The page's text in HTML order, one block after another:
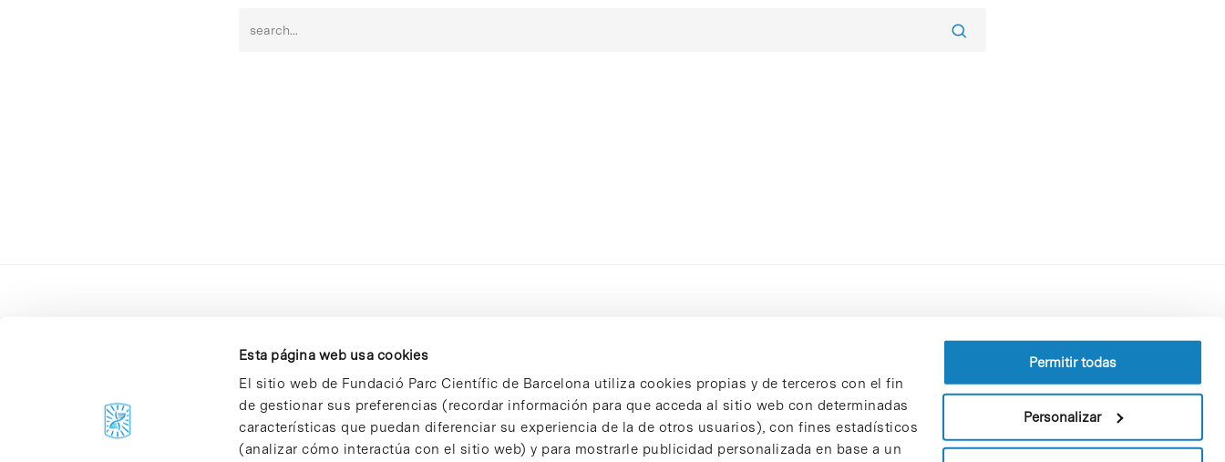
Esta página web usa cookies
El sitio web de Fundació Parc Científic de Barcelona utiliza cookies propias y de terceros con el fin
de gestionar sus preferencias (recordar información para que acceda al sitio web con determinadas
características que puedan diferenciar su experiencia de la de otros usuarios), con fines estadísticos
(analizar cómo interactúa con el sitio web) y para mostrarle publicidad personalizada en base a un
Permitir todas
Personalizar
C/Baldiri Reixac, 4-12 i 15
08028 Barcelona
Perfil del contratante
Política de privacidad
Aviso Legal
Patrones y patrocinadores
Bolsa de trabajo